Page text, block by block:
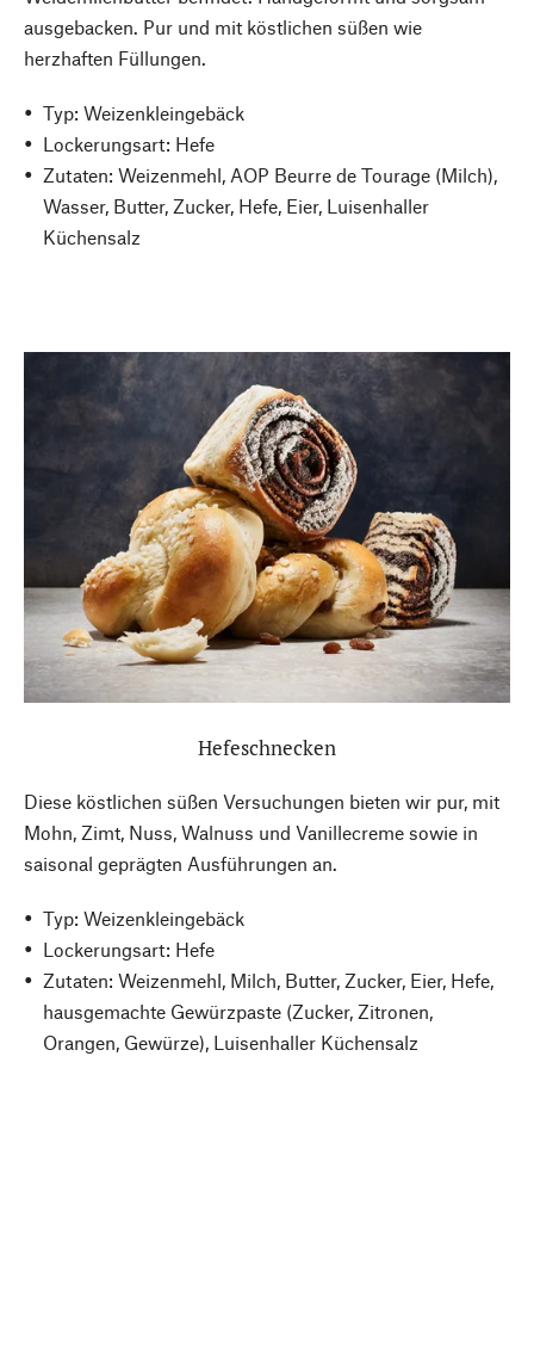
ausgebacken. Pur und mit köstlichen süßen wie
herzhaften Füllungen.
Typ: Weizenkleingebäck
Lockerungsart: Hefe
Zutaten: Weizenmehl, AOP Beurre de Tourage (Milch),
Wasser, Butter, Zucker, Hefe, Eier, Luisenhaller
Küchensalz
Hefeschnecken
Diese köstlichen süßen Versuchungen bieten wir pur, mit
Mohn, Zimt, Nuss, Walnuss und Vanillecreme sowie in
saisonal geprägten Ausführungen an.
Typ: Weizenkleingebäck
Lockerungsart: Hefe
Zutaten: Weizenmehl, Milch, Butter, Zucker, Eier, Hefe,
hausgemachte Gewürzpaste (Zucker, Zitronen,
Orangen, Gewürze), Luisenhaller Küchensalz